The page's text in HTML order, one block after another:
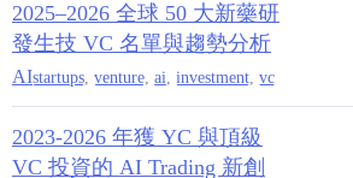
2025–2026 全球 50 大新藥研
發生技 VC 名單與趨勢分析
AIstartups venture ai investment vc
2023-2026 年獲 YC 與頂級
VC 投資的 AI Trading 新創